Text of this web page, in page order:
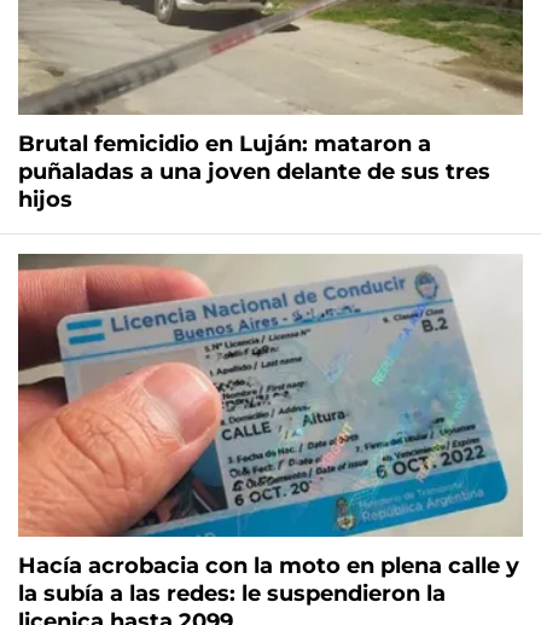
Brutal femicidio en Luján: mataron a
puñaladas a una joven delante de sus tres
hijos
Hacía acrobacia con la moto en plena calle y
la subía a las redes: le suspendieron la